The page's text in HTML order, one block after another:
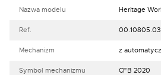
Nazwa modelu Heritage
Ref.
Mechanizm z
Symbol mechanizmu CFB 2020